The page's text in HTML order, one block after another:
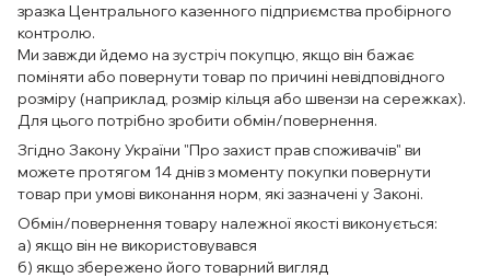
зразка Центрального казенного підприємства пробірного
контролю.
Ми завжди йдемо на зустріч покупцю, якщо він бажає
поміняти або повернути товар по причині невідповідного
розміру (наприклад, розмір кільця або швензи на сережках).
Для цього потрібно зробити обмін/повернення.
Згідно Закону України "Про захист прав споживачів" ви
можете протягом 14 днів з моменту покупки повернути
товар при умові виконання норм, які зазначені у Законі.
Обмін/повернення товару належної якості виконується:
а) якщо він не використовувався
б) якщо збережено його товарний вигляд